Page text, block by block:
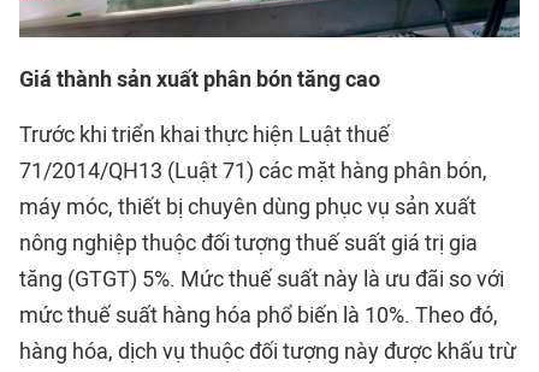
Giá thành sản xuất phân bón tăng cao
Trước khi triển khai thực hiện Luật thuế
71/2014/QH13 (Luật 71) các mặt hàng phân bón,
máy móc, thiết bị chuyên dùng phục vụ sản xuất
nông nghiệp thuộc đối tượng thuế suất giá trị gia
tăng (GTGT) 5%. Mức thuế suất này là ưu đãi so với
mức thuế suất hàng hóa phổ biến là 10%. Theo đó,
hàng hóa, dịch vụ thuộc đối tượng này được khấu trừ